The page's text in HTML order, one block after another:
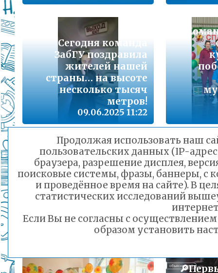
Детский телефон доверия
Подробнее...
«Горячая линия» для сообщения
находящихся в социально опасной
Подробнее...
Телефон горячей линии по вопросам
проведения государственной итоговой
образовательным программам основного
образования и среднего общего
Порядок предоставления льготного
малоимущих семей
Подробнее...
Горячая линия по вопросам школьного
30-21
дошкольного образования и тел 32-41-13
Сегодня команда
ЗабГУ поздравила
жителей нашей
страны… на высоте
несколько тысяч
метров!
09.06.2025 11:22
Учитель из Читы
представит
Забайкальский край
форуме в Бресте
07.06.2025 15:00
1
Продолжая использовать наш
пользовательских данных (IP-
браузера, разрешение дисплея,
поисковые системы, фразы, баннеры, с
и проведённое время на сайте). В
статистических исследований
Если Вы не согласны с
образом установить